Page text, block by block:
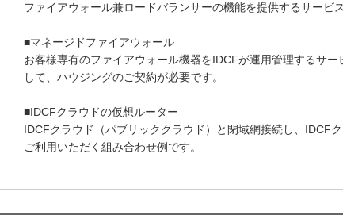
ファイアウォール兼ロードバランサーの機能を提供するサービス
■マネージドファイアウォール
お客様専有のファイアウォール機器をIDCFが運用管理するサ
して、ハウジングのご契約が必要です。
■IDCFクラウドの仮想ルーター
IDCFクラウド（パブリッククラウド）と閉域網接続し、IDCF
ご利用いただく組み合わせ例です。